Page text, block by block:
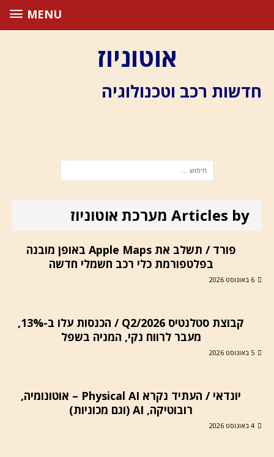
MENU
אוטוניוז
חדשות רכב וטכנולוגיה
Articles by מערכת אוטוניוז
פורד / תשלב את Apple Maps באופן מובנה
בפלטפורמת כלי רכב חשמלי חדשה
6 באוגוסט 2026
קבוצת סטלנטיס Q2/2026 / הכנסות עלו ב-13%,
מעבר לרווח נקי, המניה בשפל
5 באוגוסט 2026
יונדאי / העתיד נקרא Physical AI – אוטונומיה,
רובוטיקה, AI (וגם מכוניות)
4 באוגוסט 2026